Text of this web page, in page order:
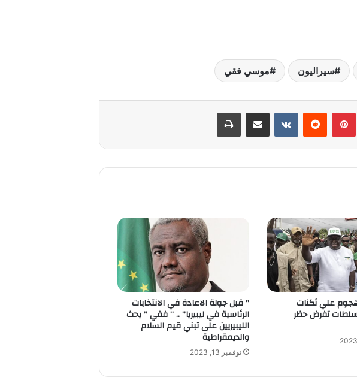
سيراليون موسي فقي
بينتيريست
علي ثكنات
تفرض حظر
” قبل جولة الاعادة في الانتخابات
الرئاسية في ليبيريا” .. ” فقي ” يحث
الليبيريين على تبني قيم السلام
والديمقراطية
نوفمبر 13, 2023